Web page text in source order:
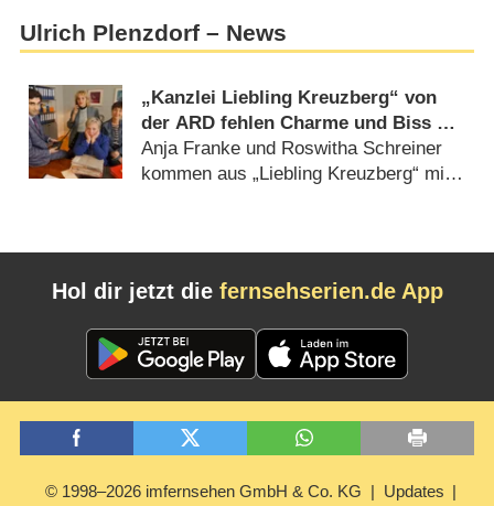
Ulrich Plenzdorf – News
„Kanzlei Liebling Kreuzberg“ von
der ARD fehlen Charme und Biss –
Review
Anja Franke und Roswitha Schreiner
kommen aus „Liebling Kreuzberg“ mit
Hol dir jetzt die fernsehserien.de App
© 1998–2026 imfernsehen GmbH & Co. KG Updates